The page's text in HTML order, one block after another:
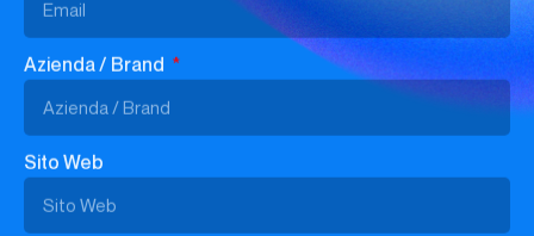
Sito Web
Telefono